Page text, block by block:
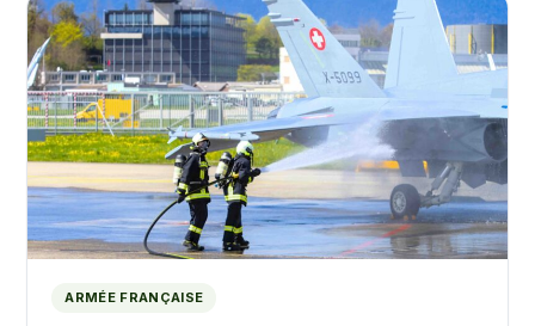
ARMÉE FRANÇAISE